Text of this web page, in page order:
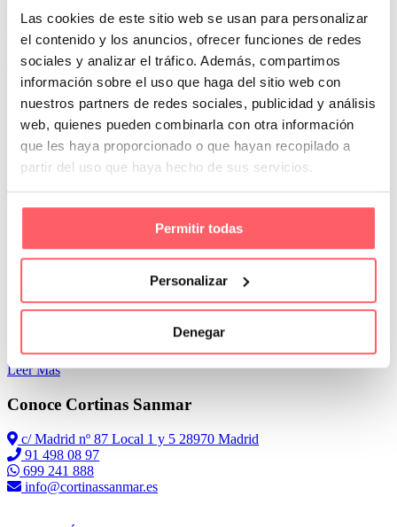
Las cookies de este sitio web se usan para personalizar
el contenido y los anuncios, ofrecer funciones de redes
sociales y analizar el tráfico. Además, compartimos
información sobre el uso que haga del sitio web con
nuestros partners de redes sociales, publicidad y análisis
web, quienes pueden combinarla con otra información
que les haya proporcionado o que hayan recopilado a
partir del uso que haya hecho de sus servicios.
Permitir todas
Personalizar
Denegar
habituales. Es un problema que complica la elección del estor o
cortina. Te explicamos todas las soluciones posibles que hay en el
mercado con sus ventajas e inconvenientes. Así podrás decidir cuál
es el mejor sistema que se adecua a tus ventanas.
Hay que diferenciar dos grupos importantes. Los sistemas que
necesitan agujeros en el aluminio y los que no son necesarios.
Emperezaremos por los que permiten una colocación sin utilizar la
taladradora.
Leer Más
Conoce Cortinas Sanmar
c/ Madrid nº 87 Local 1 y 5 28970 Madrid
91 498 08 97
699 241 888
info@cortinassanmar.es